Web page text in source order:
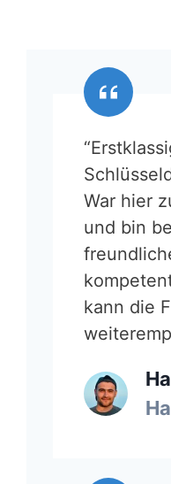
War hier
und bin
kann die